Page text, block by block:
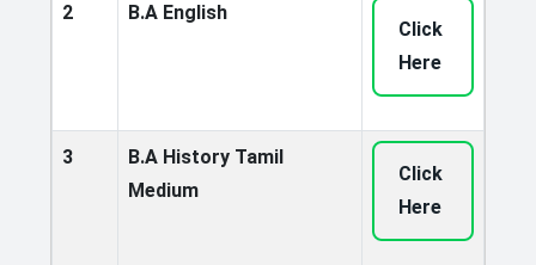
2 B.A English
Click
Here
3
B.A History Tamil
Medium
Click
Here